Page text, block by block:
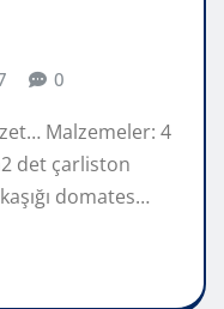
0
Malzemeler: 4
det çarliston
domates…